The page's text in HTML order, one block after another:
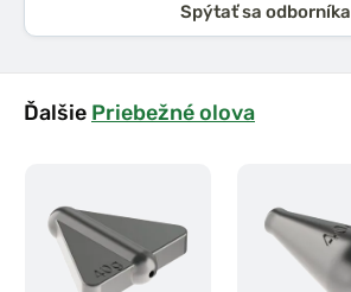
Spýtať sa odborníka
Ďalšie Priebežné olova